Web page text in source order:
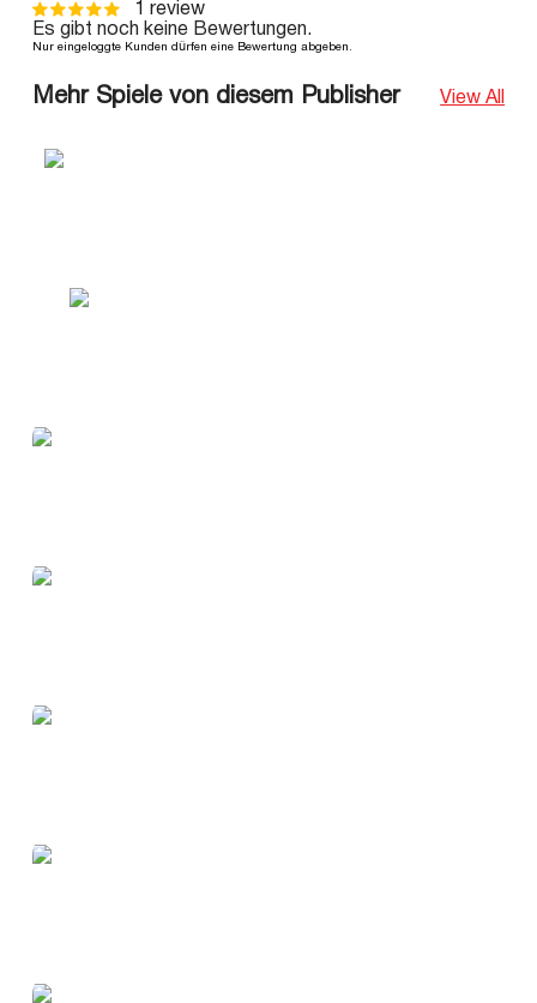
1 review
Es gibt noch keine Bewertungen.
Nur eingeloggte Kunden dürfen eine Bewertung abgeben.
Mehr Spiele von diesem Publisher View All